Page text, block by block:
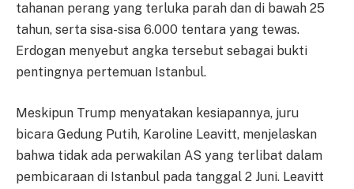
tahanan perang yang terluka parah dan di bawah 25
tahun, serta sisa-sisa 6.000 tentara yang tewas.
Erdogan menyebut angka tersebut sebagai bukti
pentingnya pertemuan Istanbul.
Meskipun Trump menyatakan kesiapannya, juru
bicara Gedung Putih, Karoline Leavitt, menjelaskan
bahwa tidak ada perwakilan AS yang terlibat dalam
pembicaraan di Istanbul pada tanggal 2 Juni. Leavitt